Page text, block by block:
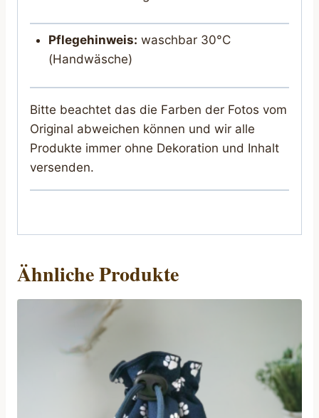
Pflegehinweis: waschbar 30°C
(Handwäsche)
Bitte beachtet das die Farben der Fotos vom
Original abweichen können und wir alle
Produkte immer ohne Dekoration und Inhalt
versenden.
Ähnliche Produkte